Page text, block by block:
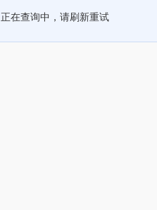
正在查询中，请刷新重试